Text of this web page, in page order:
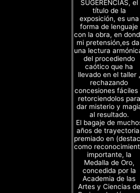
SUGERENCIAS, el
título de la
exposición, es una
forma de lenguaje
con la obra, en
mi pretensión,es
una lectura
del procediendo
caótico que ha
llevado en el taller ,
rechazando
concesiones fáciles
retorciendolos para
dar misterio y
al resultado.
El bagaje de
años de
premiado en
como
importante, la
Medalla de Oro,
concedida por la
Academia de las
Artes y Ciencias de